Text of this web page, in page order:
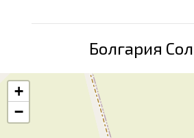
Болгария
+
−